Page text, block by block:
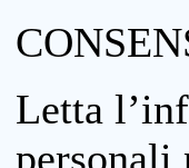
Letta
personali